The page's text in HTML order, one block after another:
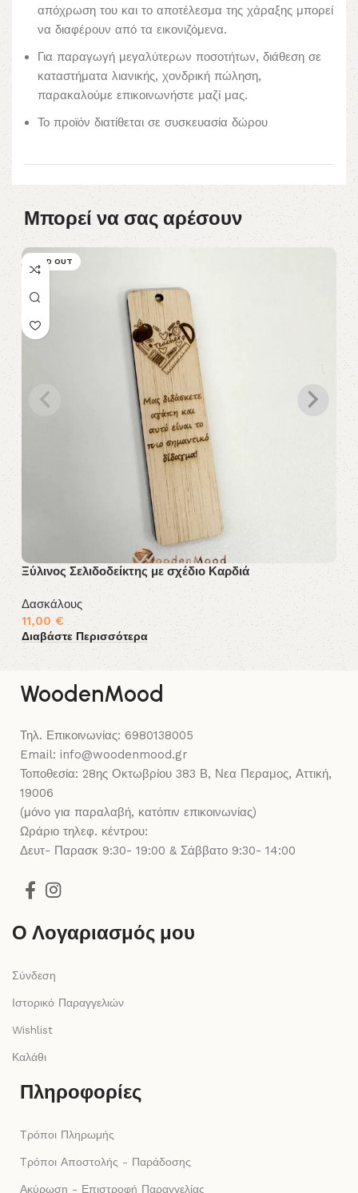
απόχρωση του και το αποτέλεσμα της χάραξης μπορεί
να διαφέρουν από τα εικονιζόμενα.
Για παραγωγή μεγαλύτερων ποσοτήτων, διάθεση σε
καταστήματα λιανικής, χονδρική πώληση,
παρακαλούμε επικοινωνήστε μαζί μας.
Το προϊόν διατίθεται σε συσκευασία δώρου
Μπορεί να σας αρέσουν
SOLD OUT
Ξύλινος Σελιδοδείκτης με σχέδιο Καρδιά
Δασκάλους
11,00€
Διαβάστε Περισσότερα
WoodenMood
Τηλ. Επικοινωνίας: 6980138005
Email: info@woodenmood.gr
Τοποθεσία: 28ης Οκτωβρίου 383 Β, Νεα Περαμος, Αττική,
19006
(μόνο για παραλαβή, κατόπιν επικοινωνίας)
Ωράριο τηλεφ. κέντρου:
Δευτ- Παρασκ 9:30- 19:00 & Σάββατο 9:30- 14:00
Ο Λογαριασμός μου
Σύνδεση
Ιστορικό Παραγγελιών
Wishlist
Καλάθι
Πληροφορίες
Τρόποι Πληρωμής
Τρόποι Αποστολής - Παράδοσης
Ακύρωση - Επιστροφή Παραγγελίας